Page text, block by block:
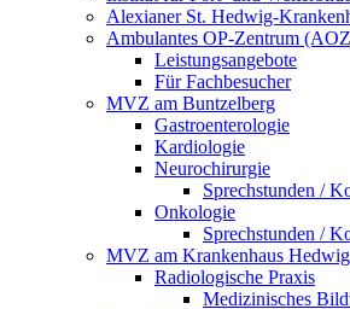
Alexianer St. Hedwig-
Ambulantes OP-Zentrum
Leistungsangebote
Für Fachbesucher
MVZ am Buntzelberg
Gastroenterologie
Kardiologie
Neurochirurgie
Sprechstunden /
Onkologie
Sprechstunden /
MVZ am Krankenhaus
Radiologische Praxis
Medizinisches